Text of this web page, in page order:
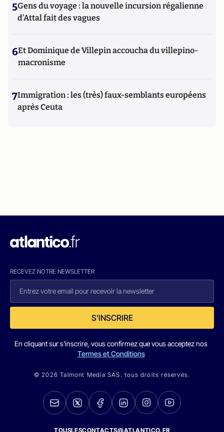
5Gens du voyage : la nouvelle incursion régalienne
d'Attal fait des vagues
6Et Dominique de Villepin accoucha du villepino-
macronisme
7Immigration : les (très) faux-semblants européens
après Ceuta
RECEVEZ NOTRE NEWSLETTER
S'INSCRIRE
En cliquant sur s'inscrire, vous confirmez que vous acceptez nos
Termes et Conditions
© 2026 Talmont Media SAS. tous droits réservés.
TOUSLESCONTACTS@ATLANTICO.FR